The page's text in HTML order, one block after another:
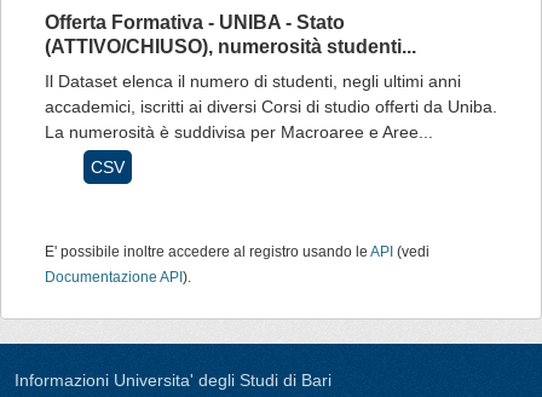
Offerta Formativa - UNIBA - Stato
(ATTIVO/CHIUSO), numerosità studenti...
Il Dataset elenca il numero di studenti, negli ultimi anni
accademici, iscritti ai diversi Corsi di studio offerti da Uniba.
La numerosità è suddivisa per Macroaree e Aree...
CSV
E' possibile inoltre accedere al registro usando le API (vedi
Documentazione API ).
Informazioni Universita' degli Studi di Bari